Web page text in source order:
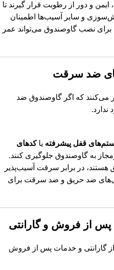
و دور از رطوبت قرار گیرند تا
و سایر آسیب‌ها اطمینان
نصب گاوصندوق می‌تواند عمر
ضد سرقت
می‌کنند که اگر گاوصندوق ضد
ندارد.
قفل پیشرفته یاکدهای
به گاوصندوق جلوگیری کنند.
در برابر سرقت آسیب‌پذیر
ضد حریق و ضد سرقت برای
از فروش و گارانتی
از گارانتی و خدمات پس از فروش